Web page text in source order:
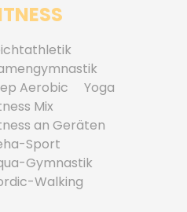
Aerobic
Yoga
Mix
an Geräten
Sport
Gymnastik
Walking